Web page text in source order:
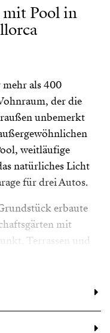
Pool in
als 400
der die
unbemerkt
weitläufige
natürliches Licht
für drei Autos.
erbaute
mit
Terrassen und
sind,
das Herzstück des
mit natürlichem